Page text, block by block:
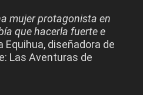
mujer protagonista en
que hacerla fuerte e
Equihua, diseñadora de
Las Aventuras de